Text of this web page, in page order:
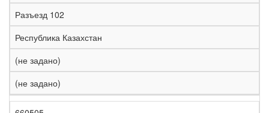
Разъезд 102
Республика Казахстан
(не задано)
(не задано)